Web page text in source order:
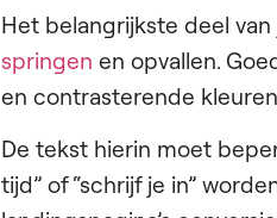
Het belangrijkste deel
springen en opvallen.
en contrasterende
De tekst hierin moet
tijd” of “schrijf je in”